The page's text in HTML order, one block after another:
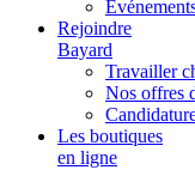
Rejoindre
Bayard
Travailler
Nos offres
Les boutiques
en ligne